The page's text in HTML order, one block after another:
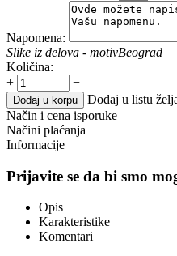
Napomena:
Slike iz delova - motivBeograd
Količina:
+
−
Dodaj u korpu
Dodaj u listu
Način i cena isporuke
Načini plaćanja
Informacije
Prijavite se da bi smo
Opis
Karakteristike
Komentari